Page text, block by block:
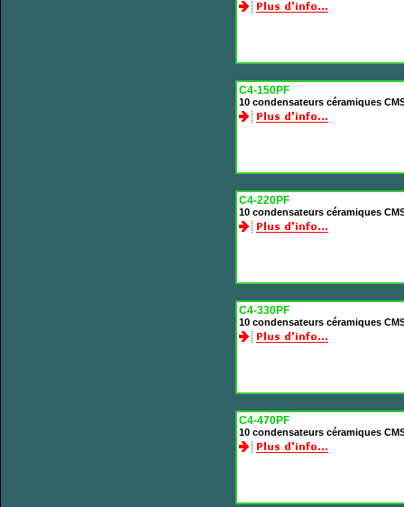
C4-150PF
10 condensateurs céramiques
C4-220PF
10 condensateurs céramiques
C4-330PF
10 condensateurs céramiques
C4-470PF
10 condensateurs céramiques